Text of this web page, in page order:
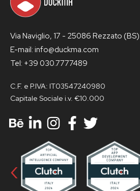
Via Naviglio, 17 - 25086 Rezzato
E-mail: info@duckma.com
Tel: +39 030.7777489
C.F. e P.IVA: IT03547240980
Capitale Sociale i.v. €10.000
‹